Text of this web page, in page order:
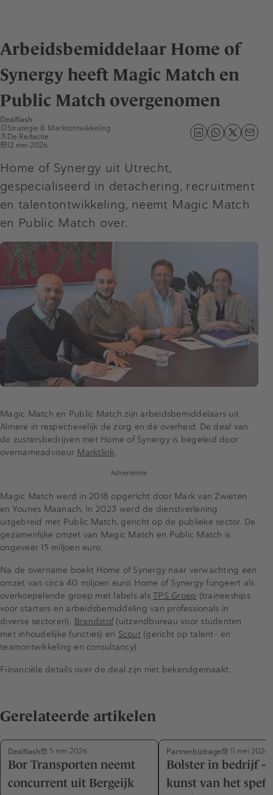
Arbeidsbemiddelaar Home of
Synergy heeft Magic Match en
Public Match overgenomen
Dealflash
Strategie & Marktontwikkeling
De Redactie
12 mei 2026
Home of Synergy uit Utrecht,
gespecialiseerd in detachering, recruitment
en talentontwikkeling, neemt Magic Match
en Public Match over.
Magic Match en Public Match zijn arbeidsbemiddelaars uit
Almere in respectievelijk de zorg en de overheid. De deal van
de zustersbedrijven met Home of Synergy is begeleid door
overnameadviseur Marktlink.
Advertentie
Magic Match werd in 2018 opgericht door Mark van Zwieten
en Younes Maanach. In 2023 werd de dienstverlening
uitgebreid met Public Match, gericht op de publieke sector. De
gezamenlijke omzet van Magic Match en Public Match is
ongeveer 15 miljoen euro.
Na de overname boekt Home of Synergy naar verwachting een
omzet van circa 40 miljoen euro. Home of Synergy fungeert als
overkoepelende groep met labels als TPS Groep (traineeships
voor starters en arbeidsbemiddeling van professionals in
diverse sectoren), Brandstof(uitzendbureau voor studenten
met inhoudelijke functies) en Scout(gericht op talent- en
teamontwikkeling en consultancy).
Fiinanciële details over de deal zijn niet bekendgemaakt.
Gerelateerde artikelen
Dealflash 5 mei 2026
Bor Transporten neemt
concurrent uit Bergeijk
Partnerbijdrage 11 mei 2026
Bolster in bedrijf –
kunst van het